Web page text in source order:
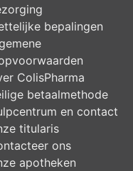
bepalingen
ColisPharma
betaalmethode
en contact
titularis
ons
apotheken